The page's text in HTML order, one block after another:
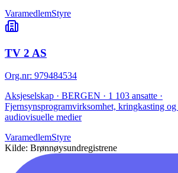
VaramedlemStyre
TV 2 AS
Org.nr: 979484534
Aksjeselskap · BERGEN · 1 103 ansatte ·
Fjernsynsprogramvirksomhet, kringkasting
audiovisuelle medier
VaramedlemStyre
Kilde: Brønnøysundregistrene